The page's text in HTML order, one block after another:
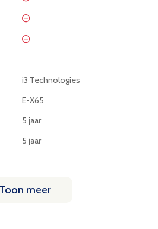
i3 Technologies
E-X65
5 jaar
5 jaar
Toon meer